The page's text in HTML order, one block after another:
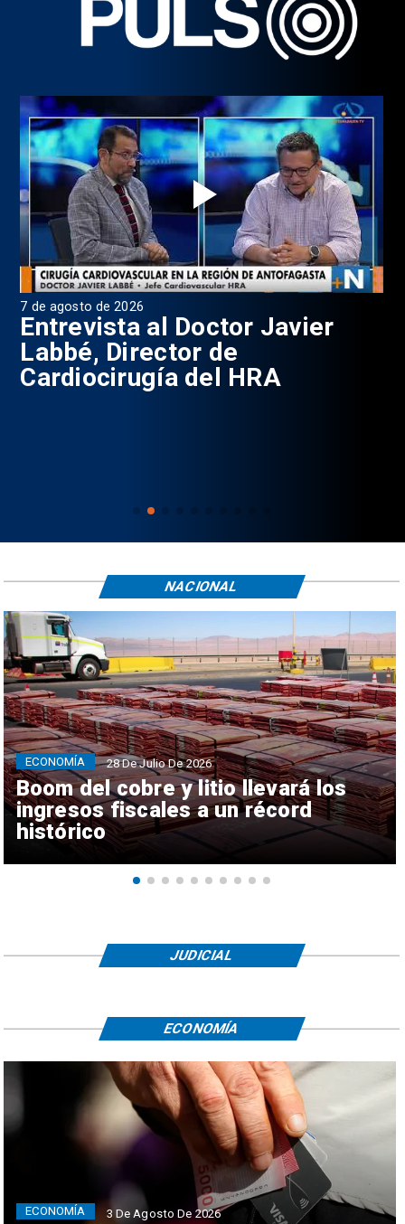
7 de agosto de 2026
Entrevista al Doctor Javier
Labbé, Director de
Cardiocirugía del HRA
Boom del cobre y litio llevará los
ingresos fiscales a un récord
histórico
ECONOMÍA 28 De Julio De 2026
NACIONAL
JUDICIAL
ECONOMÍA 3 De Agosto De 2026
ECONOMÍA